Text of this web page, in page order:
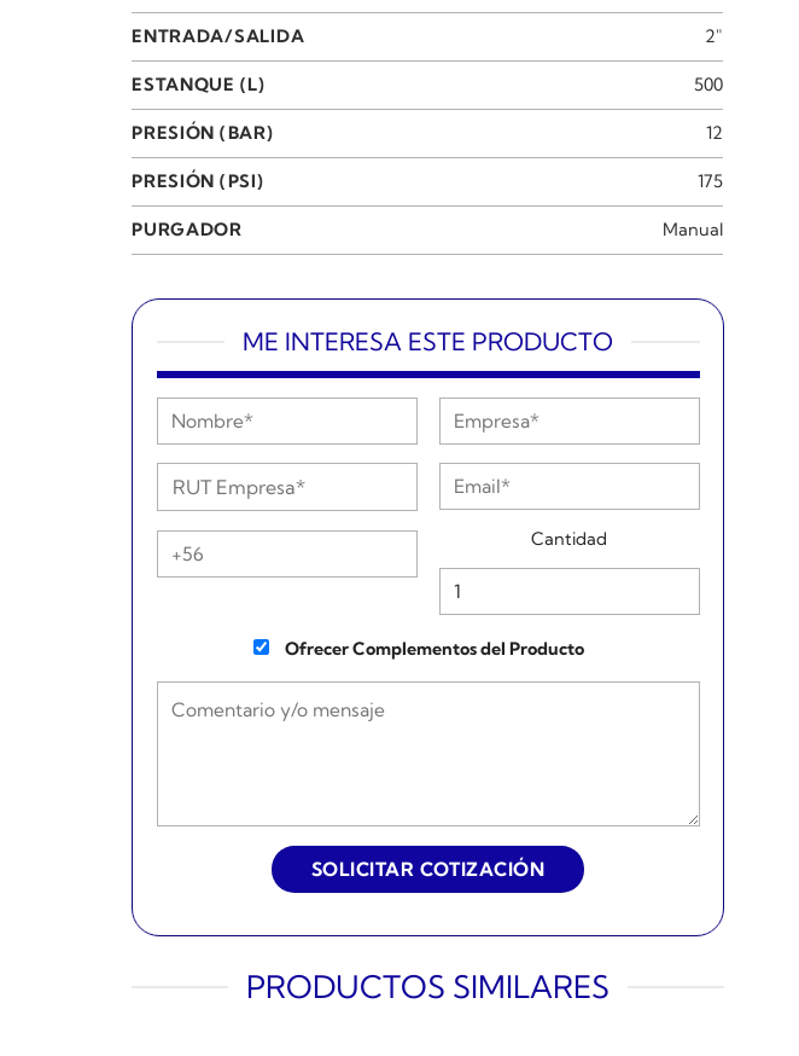
ENTRADA/SALIDA 2"
ESTANQUE (L) 500
PRESIÓN (BAR) 12
PRESIÓN (PSI) 175
PURGADOR Manual
ME INTERESA ESTE PRODUCTO
Cantidad
Ofrecer Complementos del Producto
PRODUCTOS SIMILARES